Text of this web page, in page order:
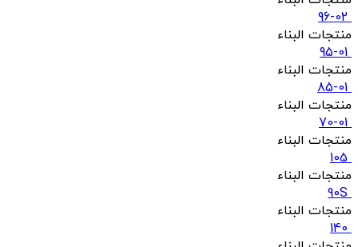
96-02
منتجات البناء
95-01
منتجات البناء
85-01
منتجات البناء
70-01
منتجات البناء
105
منتجات البناء
90S
منتجات البناء
140